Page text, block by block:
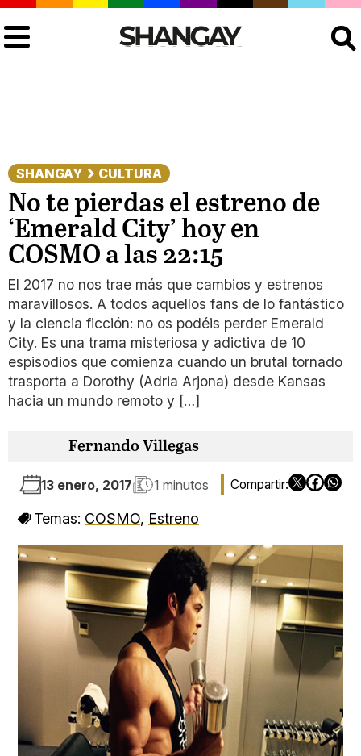
SHANGAY CULTURA
No te pierdas el estreno de
‘Emerald City’ hoy en
COSMO a las 22:15
El 2017 no nos trae más que cambios y estrenos
maravillosos. A todos aquellos fans de lo fantástico
y la ciencia ficción: no os podéis perder Emerald
City. Es una trama misteriosa y adictiva de 10
espisodios que comienza cuando un brutal tornado
trasporta a Dorothy (Adria Arjona) desde Kansas
hacia un mundo remoto y […]
Fernando Villegas
13 enero, 2017 1 minutos
Temas: COSMO, Estreno